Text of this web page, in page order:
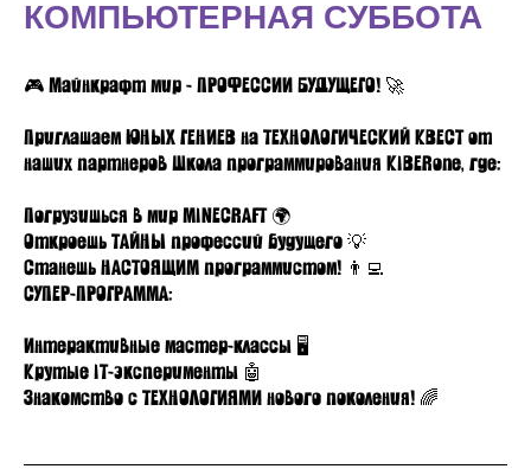
КОМПЬЮТЕРНАЯ СУББОТА
🎮 Майнкрафт мир - ПРОФЕССИИ БУДУЩЕГО! 🚀
Приглашаем ЮНЫХ ГЕНИЕВ на ТЕХНОЛОГИЧЕСКИЙ КВЕСТ от
наших партнеров Школа программирования KIBERone, где:
Погрузишься в мир MINECRAFT 🌍
Откроешь ТАЙНЫ профессий будущего 💡
Станешь НАСТОЯЩИМ программистом! 👨‍💻
СУПЕР-ПРОГРАММА:
Интерактивные мастер-классы 🖥️
Крутые IT-эксперименты 🤖
Знакомство с ТЕХНОЛОГИЯМИ нового поколения! 🌈